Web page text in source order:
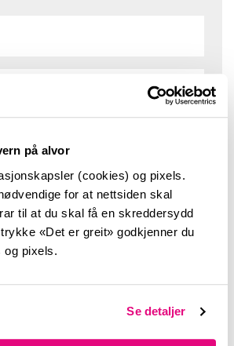
på alvor
(cookies) og pixels.
for at nettsiden skal
til at du skal få en skreddersydd
«Det er greit» godkjenner du
og pixels.
Se detaljer
bruke min mailadresse
og invitasjoner